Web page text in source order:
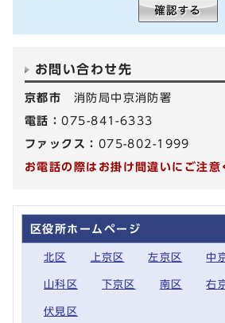
お問い合わせ先
京都市 消防局中京消防署
電話：075-841-6333
ファックス： 075-802-1999
お電話の際はお掛け間違いにご注意
区役所ホームページ
北区 上京区 左京区 中
山科区 下京区 南区 右
伏見区